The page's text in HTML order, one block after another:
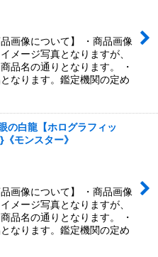
品画像について】 ・商品画像
メージ写真となりますが、
品名の通りとなります。 ・
なります。鑑定機関の定め
の白龍【ホログラフィッ
}《モンスター》
品画像について】 ・商品画像
メージ写真となりますが、
品名の通りとなります。 ・
なります。鑑定機関の定め